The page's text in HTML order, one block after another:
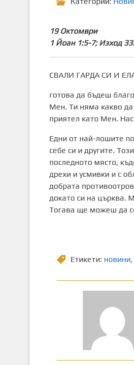
19 Октомври
1 Йоан 1:5-7; Изход
СВАЛИ ГАРДА СИ И
готова да бъдеш
Мен. Ти няма какво
приятел като Мен.
Едни от най-лошите
себе си и другите.
последното място,
дрехи и усмивки и с
добрата
докато си на църква.
Тогава ще можеш да
Етикети: новини,